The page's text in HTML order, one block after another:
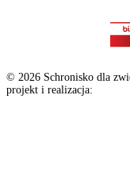
© 2026 Schronisko dla
projekt i realizacja: